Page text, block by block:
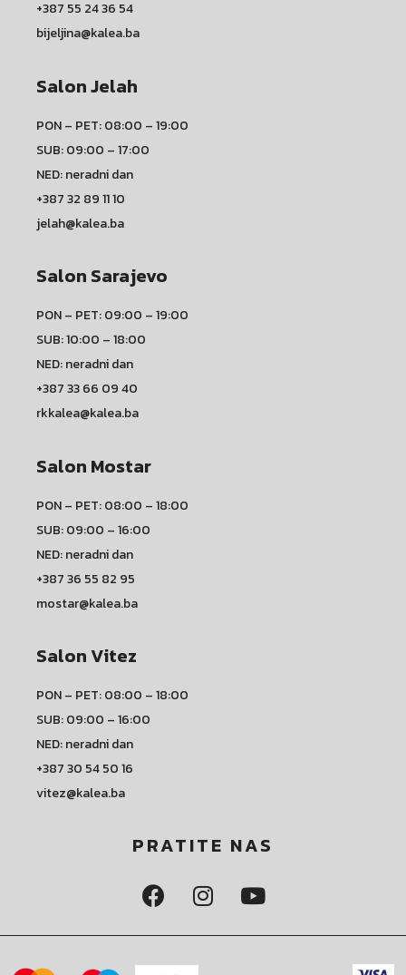
+387 55 24 36 54
bijeljina@kalea.ba
Salon Jelah
PON – PET: 08:00 – 19:00
SUB: 09:00 – 17:00
NED: neradni dan
+387 32 89 11 10
jelah@kalea.ba
Salon Sarajevo
PON – PET: 09:00 – 19:00
SUB: 10:00 – 18:00
NED: neradni dan
+387 33 66 09 40
rkkalea@kalea.ba
Salon Mostar
PON – PET: 08:00 – 18:00
SUB: 09:00 – 16:00
NED: neradni dan
+387 36 55 82 95
mostar@kalea.ba
Salon Vitez
PON – PET: 08:00 – 18:00
SUB: 09:00 – 16:00
NED: neradni dan
+387 30 54 50 16
vitez@kalea.ba
PRATITE NAS